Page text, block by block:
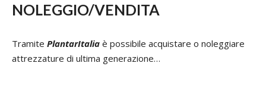
NOLEGGIO/VENDITA
Tramite PlantarItalia è possibile acquistare o noleggiare
attrezzature di ultima generazione…